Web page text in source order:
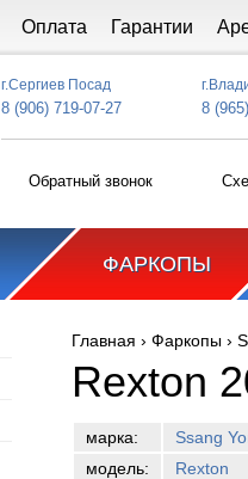
Оплата Гарантии
г.Сергиев Посад
8 (906) 719-07-27 8
Обратный звонок
ФАРКОПЫ
Вы здесь
Главная › Фаркопы ›
Rexton
марка:
Ssang
модель:
Rexton